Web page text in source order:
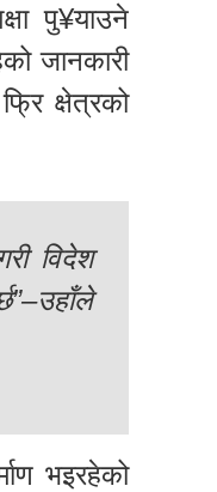
पु¥याउने
जानकारी
क्षेत्रको
विदेश
भइरहेको